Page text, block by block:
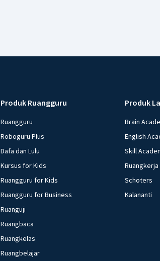
Produk Ruangguru
Ruangguru
Roboguru Plus
Dafa dan Lulu
Kursus for Kids
Ruangguru for Kids
Ruangguru for Business
Ruanguji
Ruangbaca
Ruangkelas
Ruangbelajar
Produk
Brain
English
Skill
Ruangkerja
Schoters
Kalananti